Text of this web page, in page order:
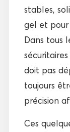
stables,
gel et pour
Dans tous
doit pas
toujours
précision
Ces